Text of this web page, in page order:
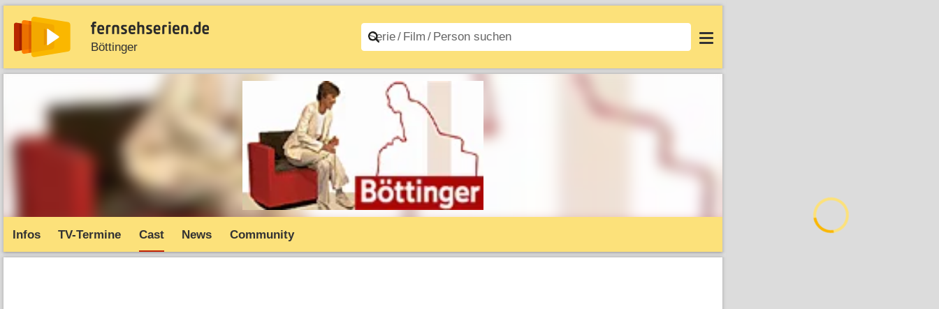
Böttinger
News Entdecken Filme A–Z Login
Infos TV-Termine Cast News Community